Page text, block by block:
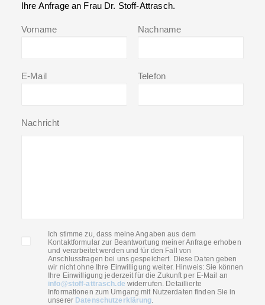
Ihre Anfrage an Frau Dr. Stoff-Attrasch.
Vorname Nachname
E-Mail Telefon
Nachricht
Ich stimme zu, dass meine Angaben aus dem
Kontaktformular zur Beantwortung meiner Anfrage erhoben
und verarbeitet werden und für den Fall von
Anschlussfragen bei uns gespeichert. Diese Daten geben
wir nicht ohne Ihre Einwilligung weiter. Hinweis: Sie können
Ihre Einwilligung jederzeit für die Zukunft per E-Mail an
info@stoff-attrasch.de widerrufen. Detaillierte
Informationen zum Umgang mit Nutzerdaten finden Sie in
unserer Datenschutzerklärung.